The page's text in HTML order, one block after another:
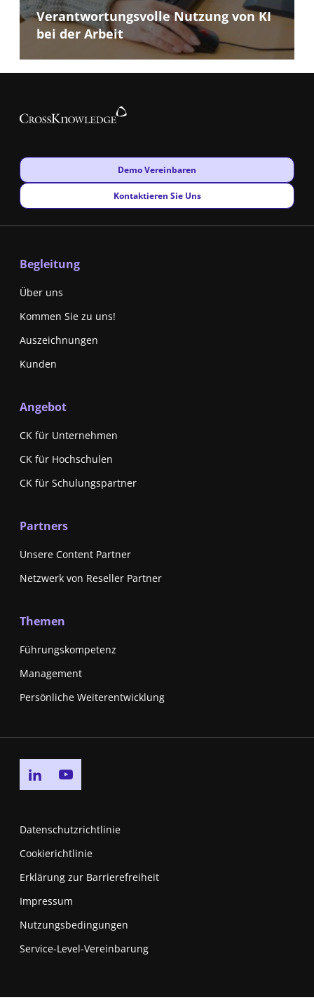
Verantwortungsvolle Nutzung von KI
bei der Arbeit
New window
Demo Vereinbaren
New window
Kontaktieren Sie Uns
Begleitung
Über uns
Kommen Sie zu uns!
Auszeichnungen
Kunden
Angebot
CK für Unternehmen
CK für Hochschulen
CK für Schulungspartner
Partners
Unsere Content Partner
Netzwerk von Reseller Partner
Themen
Führungskompetenz
Management
Persönliche Weiterentwicklung
Go to linkedin page
Datenschutzrichtlinie
Cookierichtlinie
Erklärung zur Barrierefreiheit
Impressum
Nutzungsbedingungen
New window
Service-Level-Vereinbarung